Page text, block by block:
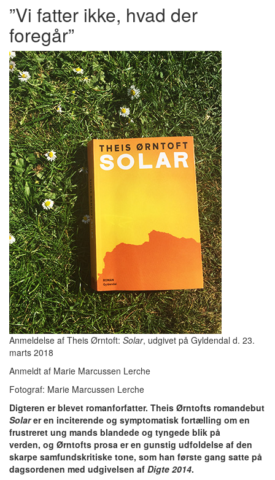
”Vi fatter ikke, hvad der
foregår”
Anmeldelse af Theis Ørntoft: Solar, udgivet på Gyldendal d. 23.
marts 2018
Anmeldt af Marie Marcussen Lerche
Fotograf: Marie Marcussen Lerche
Digteren er blevet romanforfatter. Theis Ørntofts romandebut
Solarer en inciterende og symptomatisk fortælling om en
frustreret ung mands blandede og tyngede blik på
verden, og Ørntofts prosa er en gunstig udfoldelse af den
skarpe samfundskritiske tone, som han første gang satte på
dagsordenen med udgivelsen af Digte 2014.